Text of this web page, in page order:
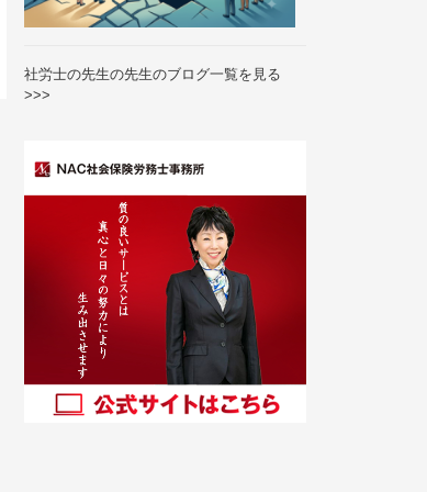
社労士の先生の先生のブログ一覧を見る
>>>